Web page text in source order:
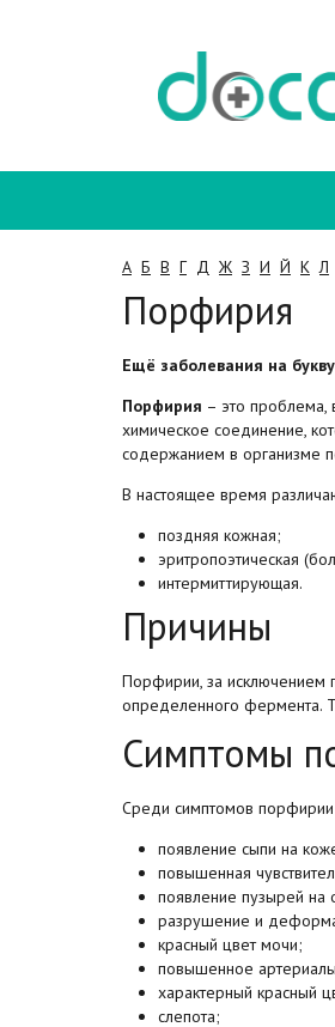
А Б В Г Д Ж З И Й К Л
Порфирия
Ещё заболевания на
Порфирия – это проблема,
химическое соединение,
содержанием в организме
В настоящее время
поздняя кожная;
эритропоэтическая
интермиттирующая.
Причины
Порфирии, за исключением
определенного фермента.
Симптомы
Среди симптомов
появление сыпи на
повышенная
появление пузырей на
разрушение и
красный цвет мочи;
повышенное
характерный красный
слепота;